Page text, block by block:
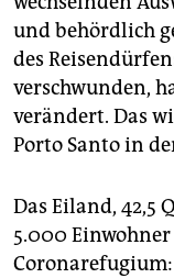
und behördlich
des
verschwunden,
verändert. Das
Porto Santo in
Das Eiland,
5.000